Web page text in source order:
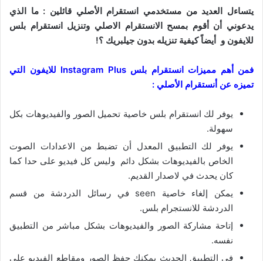
يتساءل العديد من مستخدمي انستقرام الأصلي قائلين : ما الذي
يدعوني أن أقوم بمسح الانستقرام الاصلي وتنزيل انستقرام بلس
للايفون و أيضاً كيفية تنزيله بدون جيلبريك ؟!
فمن أهم مميزات انستقرام بلس Instagram Plus للايفون التي
تميزه عن أنستقرام الأصلي :
يوفر لك انستقرام بلس خاصية تحميل الصور والفيديوهات بكل
سهولة.
يوفر لك التطبيق المعدل أن تضبط من الاعدادات الصوت
الخاص بالفيديوهات بشكل دائم وليس كل فيديو على حدا كما
كان يحدث في لاصدار القديم.
يمكن إلغاء خاصية seen في رسائل الدردشة من قسم
الدردشة للانستجرام بلس.
إتاحة مشاركة الصور والفيديوهات بشكل مباشر من التطبيق
نفسه.
في التطبيق الحديث يمكنك حفظ الصور ومقاطع الفيديو على